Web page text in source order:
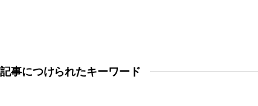
事につけられたキーワード